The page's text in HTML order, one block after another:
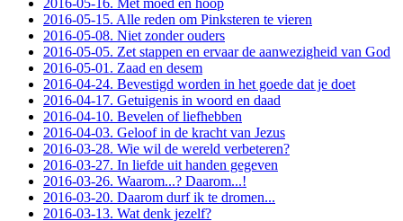
2016-05-15. Alle reden om Pinksteren te vieren
2016-05-08. Niet zonder ouders
2016-05-05. Zet stappen en ervaar de aanwezigheid van God
2016-05-01. Zaad en desem
2016-04-24. Bevestigd worden in het goede dat je doet
2016-04-17. Getuigenis in woord en daad
2016-04-10. Bevelen of liefhebben
2016-04-03. Geloof in de kracht van Jezus
2016-03-28. Wie wil de wereld verbeteren?
2016-03-27. In liefde uit handen gegeven
2016-03-26. Waarom...? Daarom...!
2016-03-20. Daarom durf ik te dromen...
2016-03-13. Wat denk jezelf?